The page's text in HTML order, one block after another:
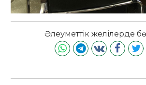
Әлеуметтік желілерде